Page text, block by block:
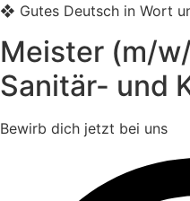
❖ Gutes Deutsch in Wort
Meister (m/
Sanitär- und
Bewirb dich jetzt bei uns